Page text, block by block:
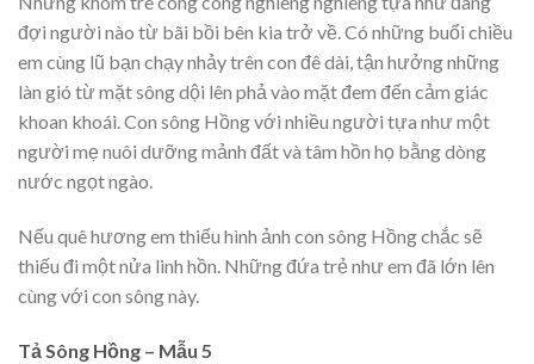
đợi người nào từ bãi bồi bên kia trở về. Có những buổi chiều
em cùng lũ bạn chạy nhảy trên con đê dài, tận hưởng những
làn gió từ mặt sông dội lên phả vào mặt đem đến cảm giác
khoan khoái. Con sông Hồng với nhiều người tựa như một
người mẹ nuôi dưỡng mảnh đất và tâm hồn họ bằng dòng
nước ngọt ngào.
Nếu quê hương em thiếu hình ảnh con sông Hồng chắc sẽ
thiếu đi một nửa linh hồn. Những đứa trẻ như em đã lớn lên
cùng với con sông này.
Tả Sông Hồng – Mẫu 5